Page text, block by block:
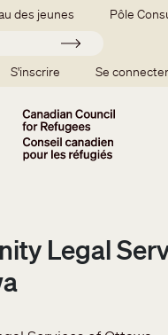
menu
des jeunes Pôle
Soumettre
SSO user menu
S'inscrire Se connecter
Legal